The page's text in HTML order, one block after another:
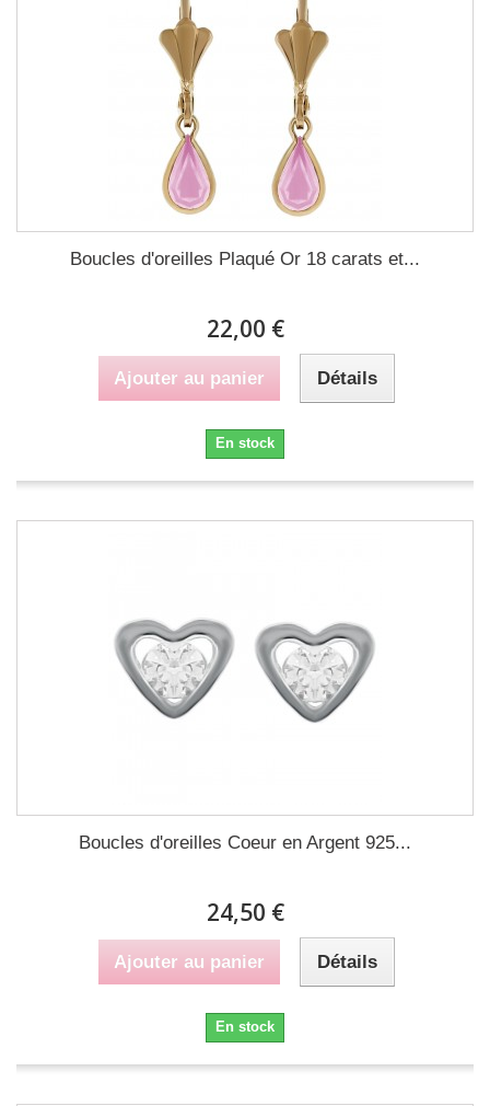
Boucles d'oreilles Plaqué Or 18 carats et...
22,00 €
Ajouter au panier Détails
En stock
Boucles d'oreilles Coeur en Argent 925...
24,50 €
Ajouter au panier Détails
En stock